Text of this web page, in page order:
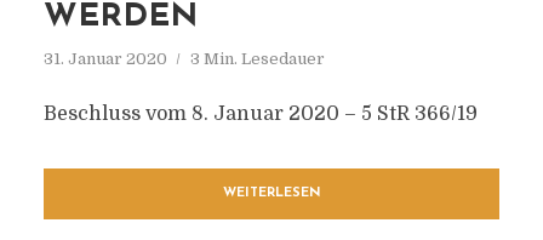
WERDEN
31. Januar 2020 3 Min. Lesedauer
Beschluss vom 8. Januar 2020 – 5 StR 366/19
WEITERLESEN